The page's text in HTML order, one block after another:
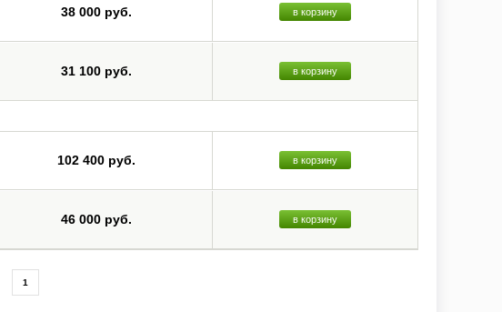
38 000 руб. в корзину
31 100 руб. в корзину
102 400 руб. в корзину
46 000 руб. в корзину
1